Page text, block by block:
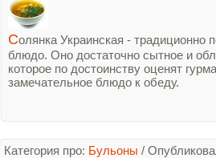
Солянка Украинская - традиционно
блюдо. Оно достаточно сытное и
которое по достоинству оценят
замечательное блюдо к обеду.
Категория про: Бульоны /